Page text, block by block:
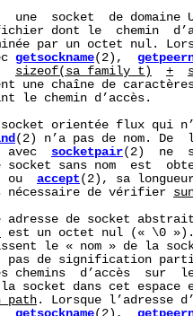
une  socket  de domaine
dont le  chemin
par un octet nul.
getsockname(2),
sizeof(sa_family_t) +
une chaîne de
le chemin d’accès.
orientée flux qui
(2) n’a pas de nom. De
avec
socketpair(2)  ne
socket sans nom  est
ou accept (2), sa
nécessaire de vérifier
adresse de socket
est un octet nul (« \0 »).
le « nom » de la
pas de signification
chemins  d’accès  sur
socket dans cet espace
. Lorsque l’adresse